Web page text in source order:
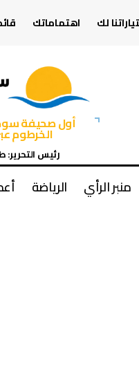
لك اهتماماتك
أول صحيفة
الخرطوم
رئيس التحرير:
منبر الرأي الرياضة